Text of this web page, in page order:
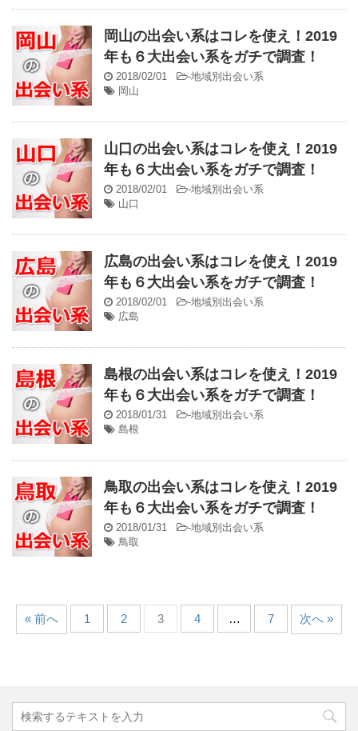
岡山の出会い系はコレを使え！2019
年も６大出会い系をガチで調査！
2018/02/01 -地域別出会い系
岡山
山口の出会い系はコレを使え！2019
年も６大出会い系をガチで調査！
2018/02/01 -地域別出会い系
山口
広島の出会い系はコレを使え！2019
年も６大出会い系をガチで調査！
2018/02/01 -地域別出会い系
広島
島根の出会い系はコレを使え！2019
年も６大出会い系をガチで調査！
2018/01/31 -地域別出会い系
島根
鳥取の出会い系はコレを使え！2019
年も６大出会い系をガチで調査！
2018/01/31 -地域別出会い系
鳥取
« 前へ 1 2 3 4 … 7 次へ »